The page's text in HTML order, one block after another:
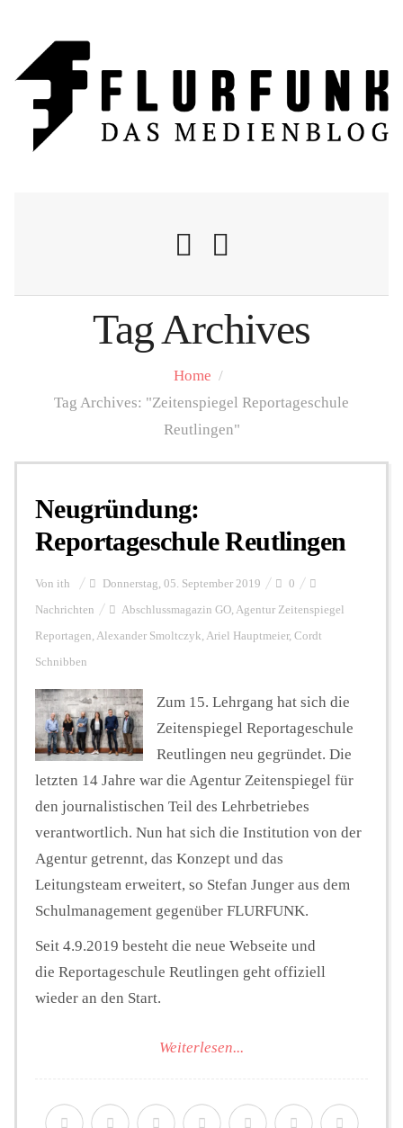
Nachrichten
Flurschelte
Personalien
Hintergrund
FUNKTURM-Beiträge
Seminare
Unterstützen
Tag Archives
Home /
Tag Archives: "Zeitenspiegel Reportageschule
Reutlingen"
Neugründung:
Reportageschule Reutlingen
Von ith Donnerstag, 05. September 2019 0
Nachrichten Abschlussmagazin GO, Agentur Zeitenspiegel
Reportagen, Alexander Smoltczyk, Ariel Hauptmeier, Cordt
Schnibben
Zum 15. Lehrgang hat sich die
Zeitenspiegel Reportageschule
Reutlingen neu gegründet. Die
letzten 14 Jahre war die Agentur Zeitenspiegel für
den journalistischen Teil des Lehrbetriebes
verantwortlich. Nun hat sich die Institution von der
Agentur getrennt, das Konzept und das
Leitungsteam erweitert, so Stefan Junger aus dem
Schulmanagement gegenüber FLURFUNK.
Seit 4.9.2019 besteht die neue Webseite und
die Reportageschule Reutlingen geht offiziell
wieder an den Start.
Weiterlesen...